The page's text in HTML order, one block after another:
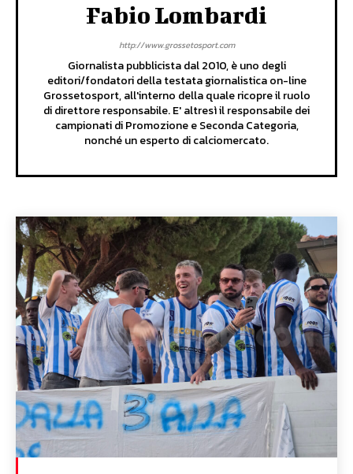
Fabio Lombardi
http://www.grossetosport.com
Giornalista pubblicista dal 2010, è uno degli
editori/fondatori della testata giornalistica on-line
Grossetosport, all'interno della quale ricopre il ruolo
di direttore responsabile. E' altresì il responsabile dei
campionati di Promozione e Seconda Categoria,
nonché un esperto di calciomercato.